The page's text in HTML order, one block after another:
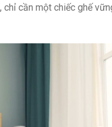
cần một chiếc ghế